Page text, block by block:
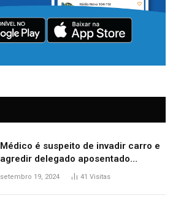
Médico é suspeito de invadir carro e
agredir delegado aposentado
durante confusão no trânsito
setembro 19, 2024 41 Visitas